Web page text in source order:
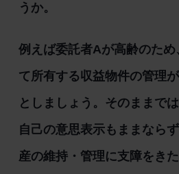
うか。
例えば委託者Aが高齢のた
て所有する収益物件の管理
としましょう。そのままで
自己の意思表示もままなら
産の維持・管理に支障をき